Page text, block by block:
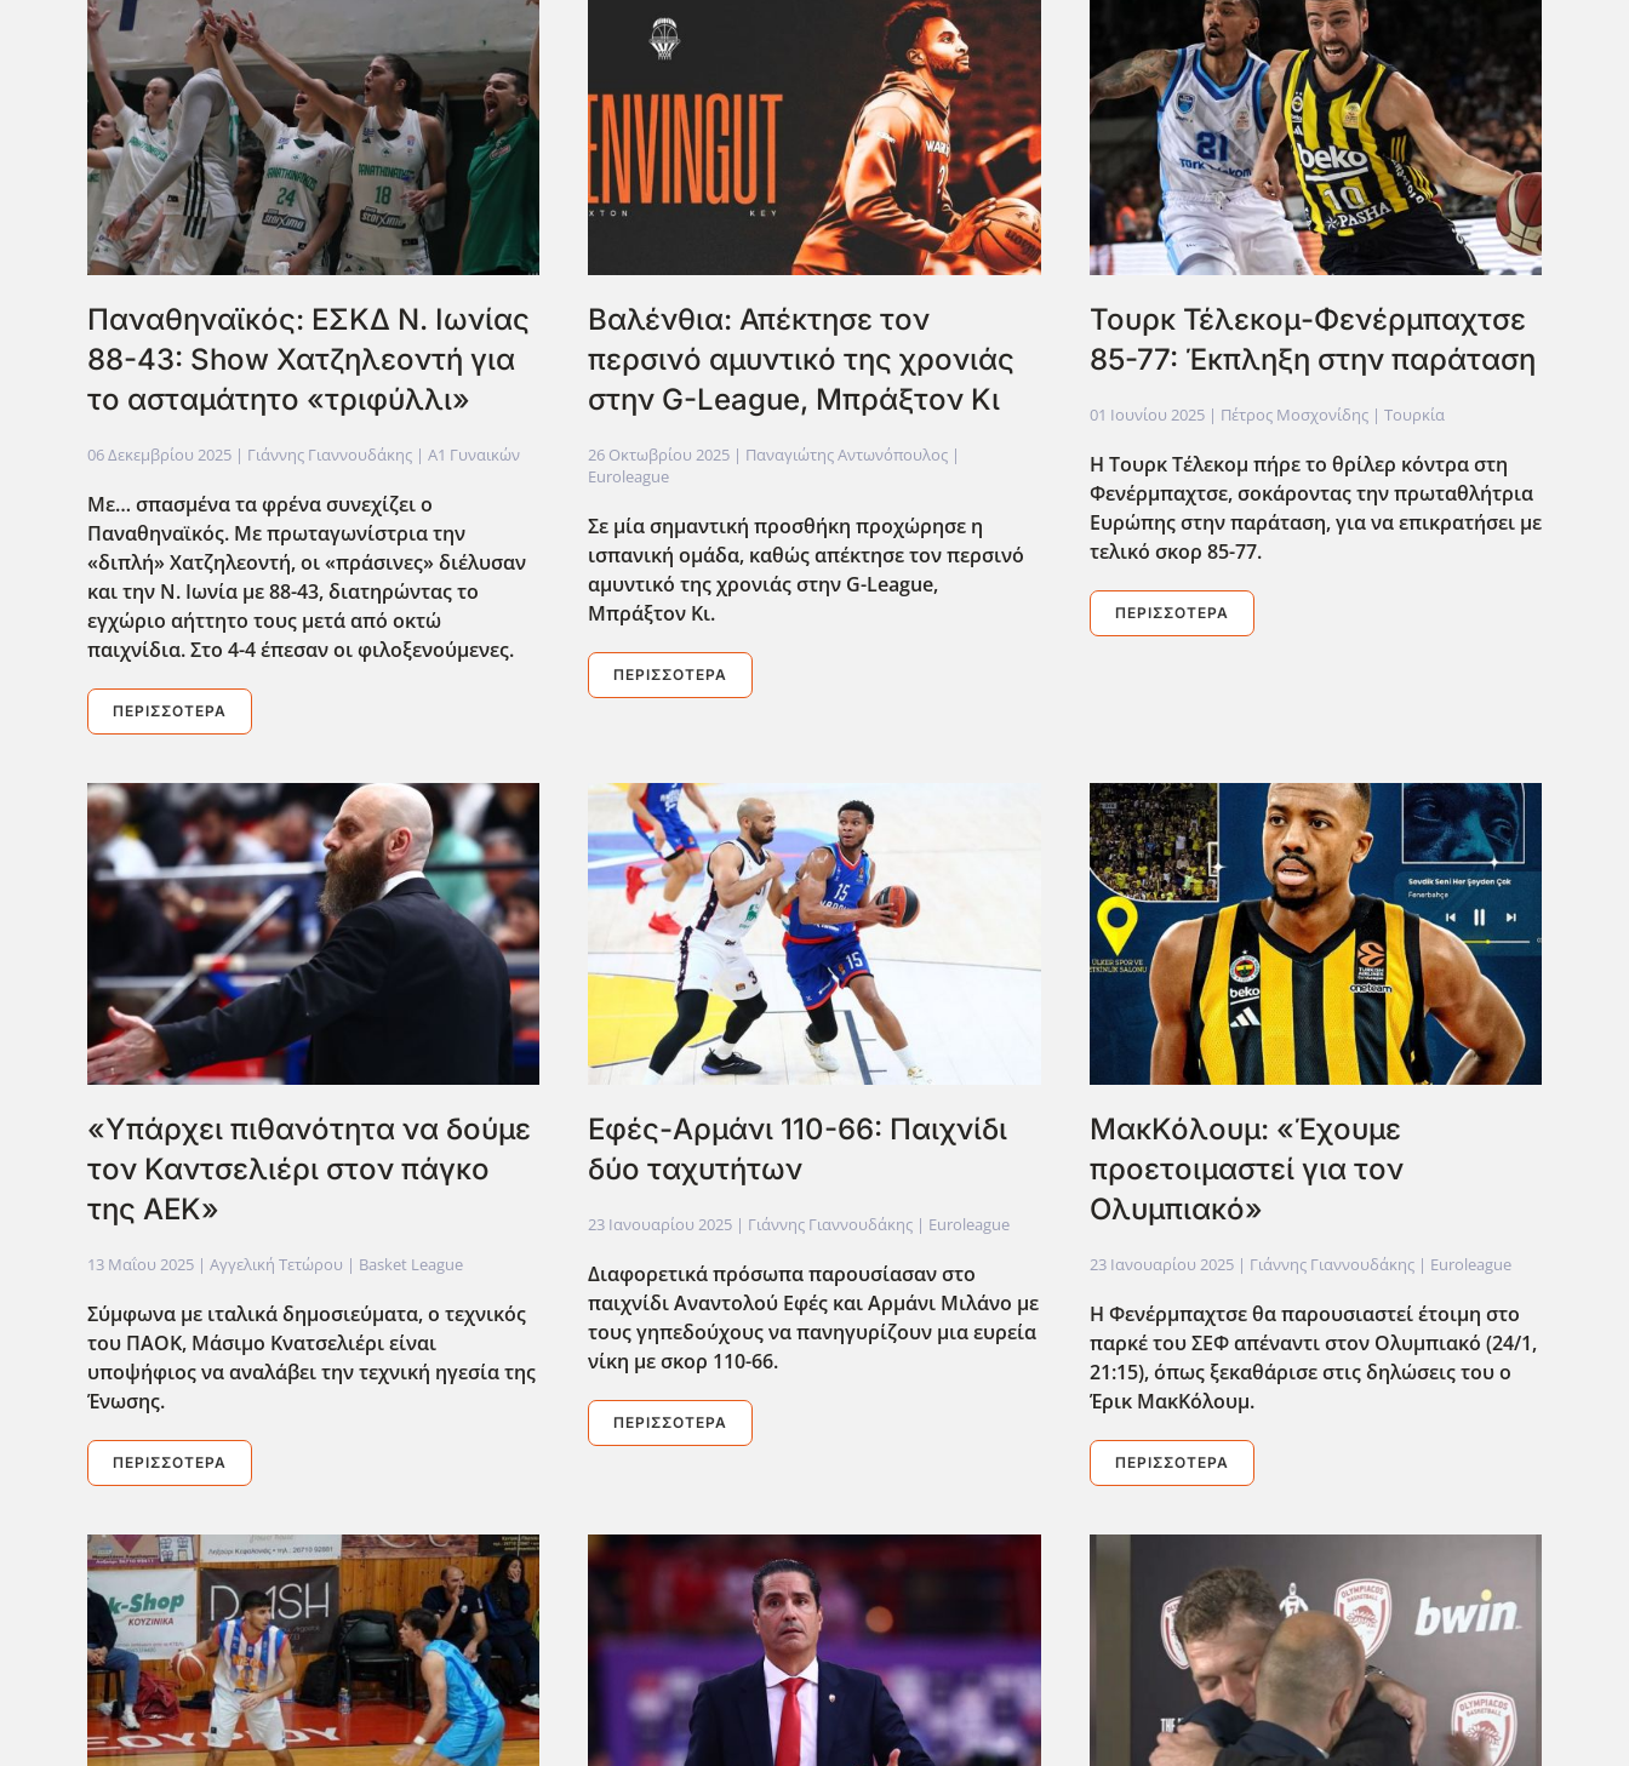
Παναθηναϊκός: ΕΣΚΔ Ν. Ιωνίας
88-43: Show Χατζηλεοντή για
το ασταμάτητο «τριφύλλι»
06 Δεκεμβρίου 2025 | Γιάννης Γιαννουδάκης | Α1 Γυναικών
Με… σπασμένα τα φρένα συνεχίζει ο
Παναθηναϊκός. Με πρωταγωνίστρια την
«διπλή» Χατζηλεοντή, οι «πράσινες» διέλυσαν
και την Ν. Ιωνία με 88-43, διατηρώντας το
εγχώριο αήττητο τους μετά από οκτώ
παιχνίδια. Στο 4-4 έπεσαν οι φιλοξενούμενες.
ΠΕΡΙΣΣΌΤΕΡΑ
Βαλένθια: Απέκτησε τον
περσινό αμυντικό της χρονιάς
στην G-League, Μπράξτον Κι
26 Οκτωβρίου 2025 | Παναγιώτης Αντωνόπουλος |
Euroleague
Σε μία σημαντική προσθήκη προχώρησε η
ισπανική ομάδα, καθώς απέκτησε τον περσινό
αμυντικό της χρονιάς στην G-League,
Μπράξτον Κι.
ΠΕΡΙΣΣΌΤΕΡΑ
Τουρκ Τέλεκομ-Φενέρμπαχτσε
85-77: Έκπληξη στην παράταση
01 Ιουνίου 2025| Πέτρος Μοσχονίδης | Τουρκία
Η Τουρκ Τέλεκομ πήρε το θρίλερ κόντρα στη
Φενέρμπαχτσε, σοκάροντας την πρωταθλήτρια
Ευρώπης στην παράταση, για να επικρατήσει με
τελικό σκορ 85-77.
ΠΕΡΙΣΣΌΤΕΡΑ
«Υπάρχει πιθανότητα να δούμε
τον Καντσελιέρι στον πάγκο
της ΑΕΚ»
13 Μαΐου 2025 | Αγγελική Τετώρου | Basket League
Σύμφωνα με ιταλικά δημοσιεύματα, ο τεχνικός
του ΠΑΟΚ, Μάσιμο Κνατσελιέρι είναι
υποψήφιος να αναλάβει την τεχνική ηγεσία της
Ένωσης.
ΠΕΡΙΣΣΌΤΕΡΑ
Εφές-Αρμάνι 110-66: Παιχνίδι
δύο ταχυτήτων
23 Ιανουαρίου 2025 | Γιάννης Γιαννουδάκης | Euroleague
Διαφορετικά πρόσωπα παρουσίασαν στο
παιχνίδι Αναντολού Εφές και Αρμάνι Μιλάνο με
τους γηπεδούχους να πανηγυρίζουν μια ευρεία
νίκη με σκορ 110-66.
ΠΕΡΙΣΣΌΤΕΡΑ
ΜακΚόλουμ: «Έχουμε
προετοιμαστεί για τον
Ολυμπιακό»
23 Ιανουαρίου 2025| Γιάννης Γιαννουδάκης | Euroleague
Η Φενέρμπαχτσε θα παρουσιαστεί έτοιμη στο
παρκέ του ΣΕΦ απέναντι στον Ολυμπιακό (24/1,
21:15), όπως ξεκαθάρισε στις δηλώσεις του ο
Έρικ ΜακΚόλουμ.
ΠΕΡΙΣΣΌΤΕΡΑ